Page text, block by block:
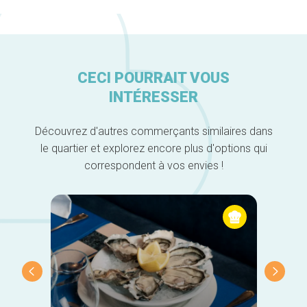
CECI POURRAIT VOUS
INTÉRESSER
Découvrez d'autres commerçants similaires dans
le quartier et explorez encore plus d'options qui
correspondent à vos envies !